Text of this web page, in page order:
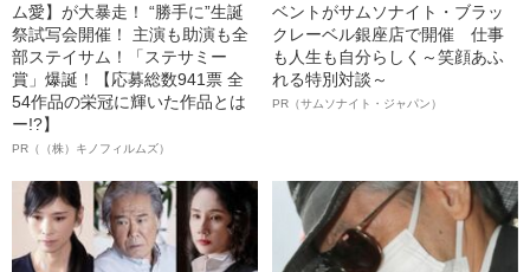
ム愛】が大暴走！ “勝手に”生誕
祭試写会開催！ 主演も助演も全
部ステイサム！「ステサミー
賞」爆誕！【応募総数941票 全
54作品の栄冠に輝いた作品とは
ー!?】
PR（（株）キノフィルムズ）
ベントがサムソナイト・ブラッ
クレーベル銀座店で開催 仕事
も人生も自分らしく～笑顔あふ
れる特別対談～
PR（サムソナイト・ジャパン）